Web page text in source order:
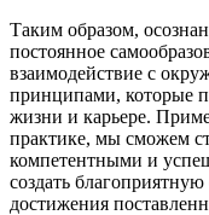
Таким образом,
постоянное
взаимодействие с
принципами, которые
жизни и карьере.
практике, мы сможем
компетентными и
создать
достижения